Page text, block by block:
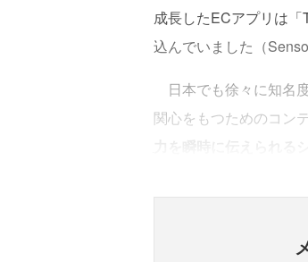
成長したECアプリは
込んでいました（
日本でも徐々に知名
関心をもつためのコン